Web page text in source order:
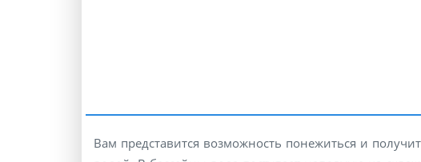
Вам представится возможность понежиться и